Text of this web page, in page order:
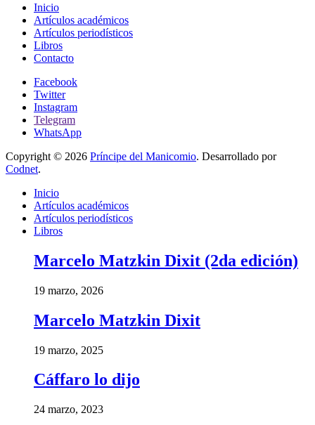
Inicio
Artículos académicos
Artículos periodísticos
Libros
Contacto
Facebook
Twitter
Instagram
Telegram
WhatsApp
Copyright © 2026 Príncipe del Manicomio. Desarrollado por
Codnet.
Inicio
Artículos académicos
Artículos periodísticos
Libros
Marcelo Matzkin Dixit (2da edición)
19 marzo, 2026
Marcelo Matzkin Dixit
19 marzo, 2025
Cáffaro lo dijo
24 marzo, 2023